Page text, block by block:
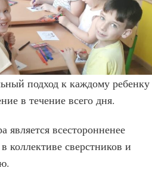
подход к каждому ребенку
в течение всего дня.
всесторонненее
коллективе сверстников и